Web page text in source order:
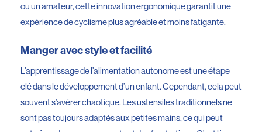
ou un amateur, cette innovation ergonomique garantit une
expérience de cyclisme plus agréable et moins fatigante.
Manger avec style et facilité
L’apprentissage de l’alimentation autonome est une étape
clé dans le développement d’un enfant. Cependant, cela peut
souvent s’avérer chaotique. Les ustensiles traditionnels ne
sont pas toujours adaptés aux petites mains, ce qui peut